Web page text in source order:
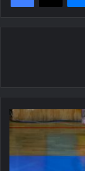
Ολυμπιακός:
Έτοιμος